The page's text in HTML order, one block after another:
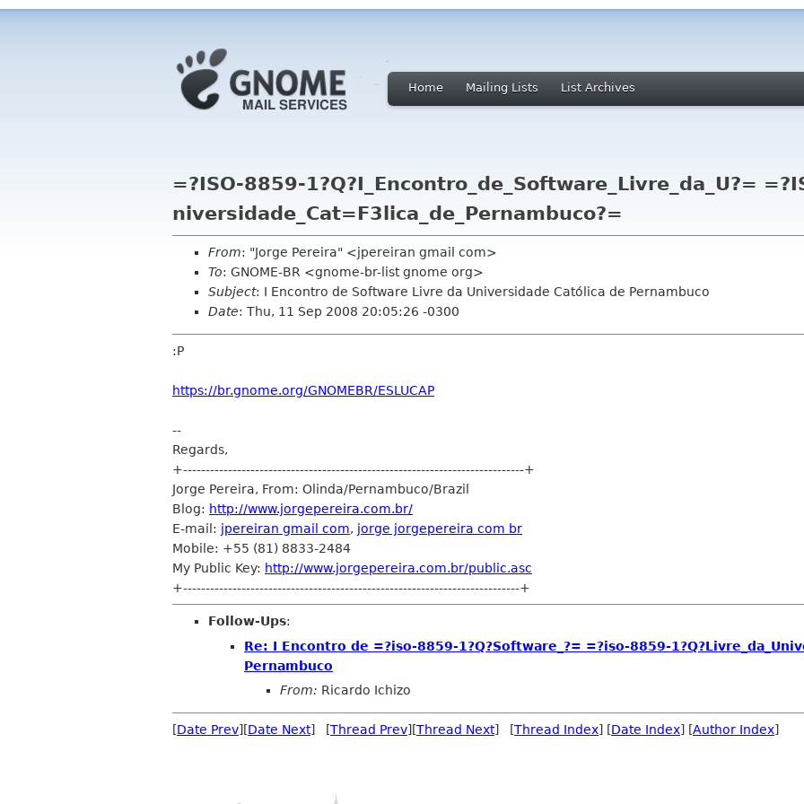
Home Mailing Lists List Archives
=?ISO-8859-1?Q?I_Encontro_de_Software_Livre_da_U?=
niversidade_Cat=F3lica_de_Pernambuco?=
From: "Jorge Pereira" <jpereiran gmail com>
To: GNOME-BR <gnome-br-list gnome org>
Subject: I Encontro de Software Livre da Universidade Católica de Pernambuco
Date: Thu, 11 Sep 2008 20:05:26 -0300
:P
https://br.gnome.org/GNOMEBR/ESLUCAP
--
Regards,
+----------------------------------------------------------------------------+
Jorge Pereira, From: Olinda/Pernambuco/Brazil
Blog: http://www.jorgepereira.com.br/
E-mail: jpereiran gmail com, jorge jorgepereira com br
Mobile: +55 (81) 8833-2484
My Public Key: http://www.jorgepereira.com.br/public.asc
+---------------------------------------------------------------------------+
Follow-Ups:
Re: I Encontro de =?iso-8859-1?Q?Software_?= =?iso-8859-
Pernambuco
From: Ricardo Ichizo
[Date Prev][Date Next] [Thread Prev][Thread Next] [Thread Index] [Date Index] [Author Index]